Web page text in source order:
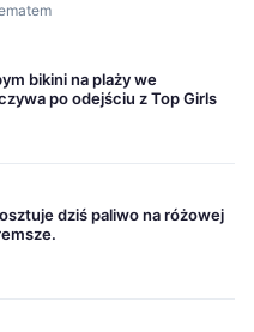
bikini na plaży we
po odejściu z Top Girls
dziś paliwo na różowej